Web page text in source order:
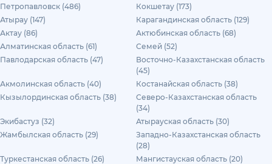
Петропавловск (486)
Кокшетау (173)
Атырау (147)
Карагандинская область (129)
Актау (86)
Актюбинская область (68)
Алматинская область (61)
Семей (52)
Павлодарская область (47)
Восточно-Казахстанская область
(45)
Акмолинская область (40)
Костанайская область (38)
Кызылординская область (38)
Северо-Казахстанская область
(34)
Экибастуз (32)
Атырауская область (30)
Жамбылская область (29)
Западно-Казахстанская область
(28)
Туркестанская область (26)
Мангистауская область (20)